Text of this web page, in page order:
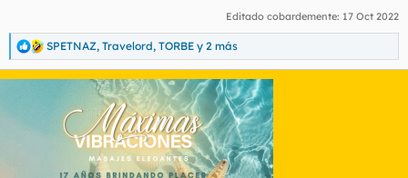
Editado cobardemente: 17 Oct 2022
R
e
a
SPETNAZ, Travelord, TORBE y 2 más